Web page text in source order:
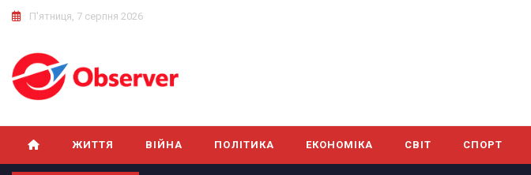
П'ятниця, 7 серпня 2026
ЖИТТЯ ВІЙНА ПОЛІТИКА ЕКОНОМІКА СВІТ СПОРТ